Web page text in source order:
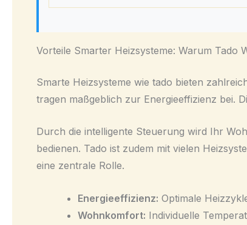
Vorteile Smarter Heizsysteme: Warum Tado
Smarte Heizsysteme wie tado bieten
tragen maßgeblich zur Energieeffizienz bei.
Durch die intelligente Steuerung wird Ihr
bedienen. Tado ist zudem mit vielen
eine zentrale Rolle.
Energieeffizienz: Optimale
Wohnkomfort: Individuelle